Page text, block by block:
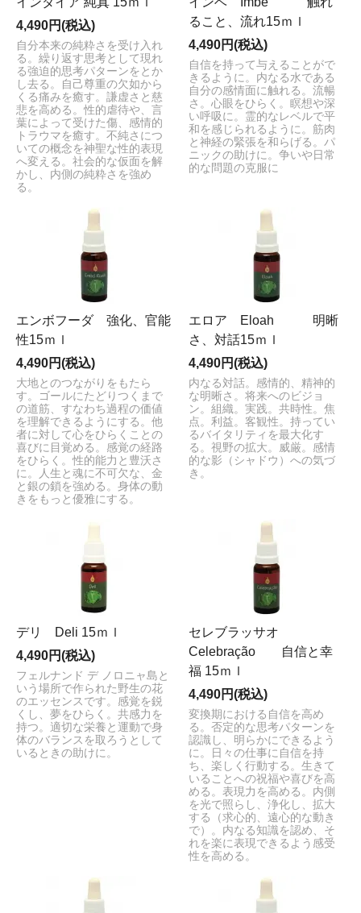
4,490円(税込)
自分本来の純粋さを受け入れ
る。繰り返す思考として現れ
る強迫的思考パターンをとか
し去る。自己尊重の欠如から
くる痛みを癒す。謙虚さと慈
悲を高める。性的虐待や、言
葉によって受けた傷、感情的
トラウマを癒す。不純さにつ
いての概念を神聖な性的表現
へ変える。社会的な仮面を解
かし、内側の純粋さを強め
る。
ること、流れ15ｍｌ
4,490円(税込)
自信を持って与えることがで
きるように。内なる水である
自分の感情面に触れる。流暢
さ。心眼をひらく。瞑想や深
い呼吸に。霊的なレベルで平
和を感じられるように。筋肉
と神経の緊張を和らげる。パ
ニックの助けに。争いや日常
的な問題の克服に
エンボフーダ 強化、官能
性15ｍｌ
4,490円(税込)
大地とのつながりをもたら
す。ゴールにたどりつくまで
の道筋、すなわち過程の価値
を理解できるようにする。他
者に対して心をひらくことの
喜びに目覚める。感覚の経路
をひらく。性的能力と豊沃さ
に。人生と魂に不可欠な、金
と銀の鎖を強める。身体の動
きをもっと優雅にする。
エロア Eloah 明晰
さ、対話15ｍｌ
4,490円(税込)
内なる対話。感情的、精神的
な明晰さ。将来へのビジョ
ン。組織。実践。共時性。焦
点。利益。客観性。持ってい
るバイタリティを最大化す
る。視野の拡大。威厳。感情
的な影（シャドウ）への気づ
き。
デリ Deli 15ｍｌ
4,490円(税込)
フェルナンド デ ノロニャ島と
いう場所で作られた野生の花
のエッセンスです。感覚を鋭
くし、夢をひらく。共感力を
持つ。適切な栄養と運動で身
体のバランスを取ろうとして
いるときの助けに。
セレブラッサオ
Celebração 自信と幸
福 15ｍｌ
4,490円(税込)
変換期における自信を高め
る。否定的な思考パターンを
認識し、明らかにできるよう
に。日々の仕事に自信を持
ち、楽しく行動する。生きて
いることへの祝福や喜びを高
める。表現力を高める。内側
を光で照らし、浄化し、拡大
する（求心的、遠心的な動き
で）。内なる知識を認め、そ
れを楽に表現できるよう感受
性を高める。